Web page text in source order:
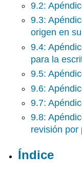
9.2:
9.3:
origen en
9.4:
para la
9.5:
9.6:
9.7:
9.8:
revisión por
Índice